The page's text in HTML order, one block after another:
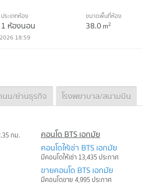
ประเภทห้อง
1 ห้องนอน
ขนาดพื้นที่ห้อง
38.0m2
18:59
นน/ย่านธุรกิจ โรงพยาบาล/สนามบิน
กม. คอนโด BTS เอกมัย
คอนโดให้เช่า BTS เอกมัย
มีคอนโดให้เช่า 13,435 ประกาศ
ขายคอนโด BTS เอกมัย
มีคอนโดขาย 4,995 ประกาศ